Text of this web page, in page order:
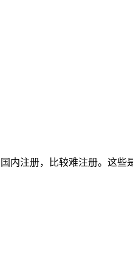
内注册，比较难注册。这些